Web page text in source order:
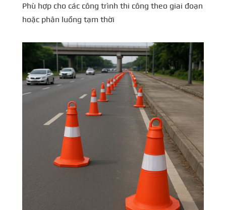
Phù hợp cho các công trình thi công theo giai đoạn
hoặc phân luồng tạm thời